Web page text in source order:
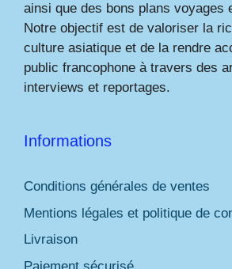
ainsi que des bons plans voyages
Notre objectif est de valoriser la
culture asiatique et de la rendre
public francophone à travers des
interviews et reportages.
Informations
Conditions générales de ventes
Mentions légales et politique de
Livraison
Paiement sécurisé